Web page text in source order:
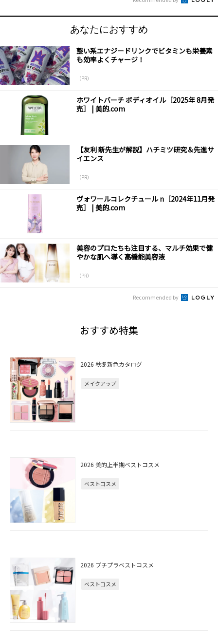
あなたにおすすめ
整い系エナジードリンクでビタミンも栄養素
も効率よくチャージ！
（PR）
ホワイトバーチ ボディオイル［2025年 8月発
売］ | 美的.com
【友利 新先生が解説】ハチミツ研究＆先進サ
イエンス
（PR）
ヴォワールコレクチュール n［2024年11月発
売］ | 美的.com
美容のプロたちも注目する、マルチ効果で健
やかな肌へ導く高機能美容液
（PR）
Recommended by
おすすめ特集
2026 秋冬新色カタログ
メイクアップ
2026 美的上半期ベストコスメ
ベストコスメ
2026 プチプラベストコスメ
ベストコスメ